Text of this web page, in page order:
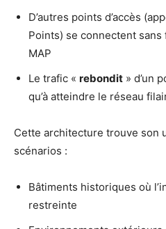
D’autres points d’ac­cès
Points) se connectent sans
MAP
Le tra­fic « rebon­dit » d’un
qu’à atteindre le réseau
Cette archi­tec­ture trouve son
scénarios :
Bâti­ments his­to­riques où
restreinte